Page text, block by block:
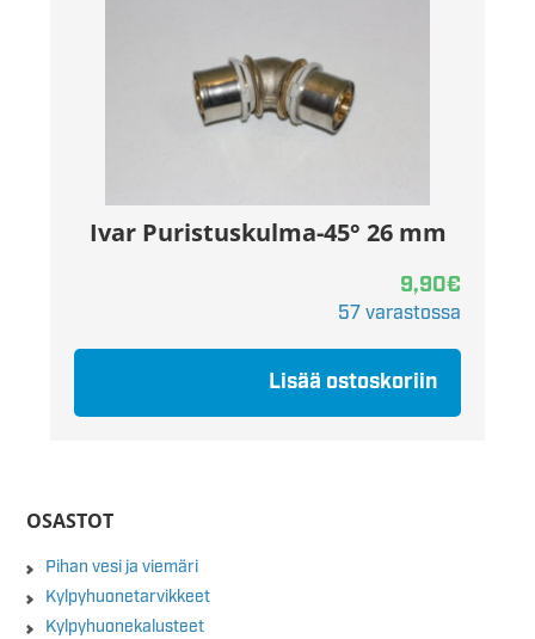
Ivar Puristuskulma-45° 26 mm
9,90€
57 varastossa
Lisää ostoskoriin
OSASTOT
Pihan vesi ja viemäri
Kylpyhuonetarvikkeet
Kylpyhuonekalusteet